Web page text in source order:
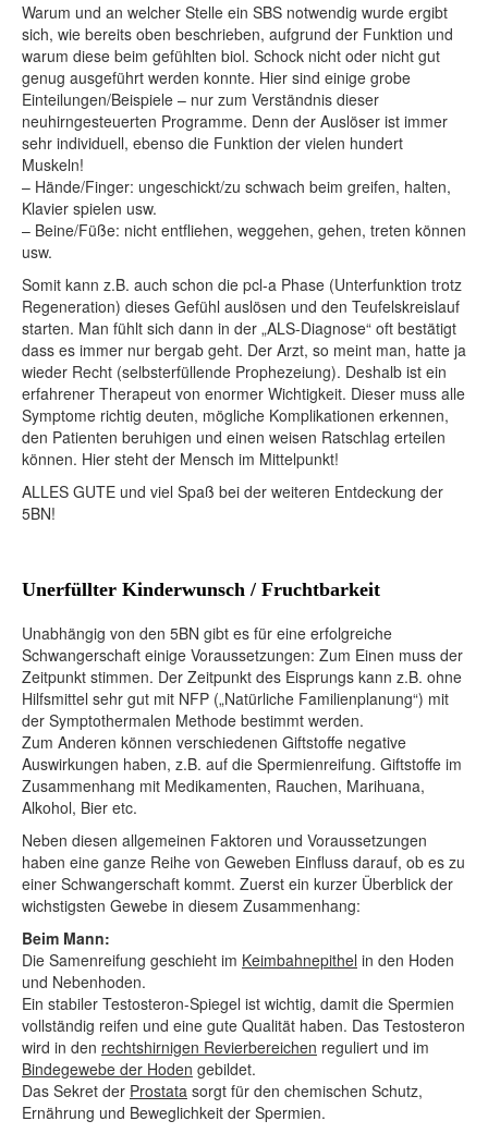
Warum und an welcher Stelle ein SBS notwendig wurde ergibt
sich, wie bereits oben beschrieben, aufgrund der Funktion und
warum diese beim gefühlten biol. Schock nicht oder nicht gut
genug ausgeführt werden konnte. Hier sind einige grobe
Einteilungen/Beispiele – nur zum Verständnis dieser
neuhirngesteuerten Programme. Denn der Auslöser ist immer
sehr individuell, ebenso die Funktion der vielen hundert
Muskeln!
– Hände/Finger: ungeschickt/zu schwach beim greifen, halten,
Klavier spielen usw.
– Beine/Füße: nicht entfliehen, weggehen, gehen, treten können
usw.
Somit kann z.B. auch schon die pcl-a Phase (Unterfunktion trotz
Regeneration) dieses Gefühl auslösen und den Teufelskreislauf
starten. Man fühlt sich dann in der „ALS-Diagnose“ oft bestätigt
dass es immer nur bergab geht. Der Arzt, so meint man, hatte ja
wieder Recht (selbsterfüllende Prophezeiung). Deshalb ist ein
erfahrener Therapeut von enormer Wichtigkeit. Dieser muss alle
Symptome richtig deuten, mögliche Komplikationen erkennen,
den Patienten beruhigen und einen weisen Ratschlag erteilen
können. Hier steht der Mensch im Mittelpunkt!
ALLES GUTE und viel Spaß bei der weiteren Entdeckung der
5BN!
Unerfüllter Kinderwunsch / Fruchtbarkeit
Unabhängig von den 5BN gibt es für eine erfolgreiche
Schwangerschaft einige Voraussetzungen: Zum Einen muss der
Zeitpunkt stimmen. Der Zeitpunkt des Eisprungs kann z.B. ohne
Hilfsmittel sehr gut mit NFP („Natürliche Familienplanung“) mit
der Symptothermalen Methode bestimmt werden.
Zum Anderen können verschiedenen Giftstoffe negative
Auswirkungen haben, z.B. auf die Spermienreifung. Giftstoffe im
Zusammenhang mit Medikamenten, Rauchen, Marihuana,
Alkohol, Bier etc.
Neben diesen allgemeinen Faktoren und Voraussetzungen
haben eine ganze Reihe von Geweben Einfluss darauf, ob es zu
einer Schwangerschaft kommt. Zuerst ein kurzer Überblick der
wichstigsten Gewebe in diesem Zusammenhang:
Beim Mann:
Die Samenreifung geschieht im Keimbahnepithel in den Hoden
und Nebenhoden.
Ein stabiler Testosteron-Spiegel ist wichtig, damit die Spermien
vollständig reifen und eine gute Qualität haben. Das Testosteron
wird in den rechtshirnigen Revierbereichen reguliert und im
Bindegewebe der Hoden gebildet.
Das Sekret der Prostata sorgt für den chemischen Schutz,
Ernährung und Beweglichkeit der Spermien.